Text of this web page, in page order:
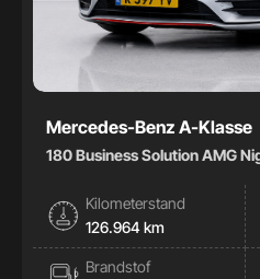
Mercedes-Benz A-Klasse
180 Business Solution AMG
Kilometerstand
126.964 km
Brandstof